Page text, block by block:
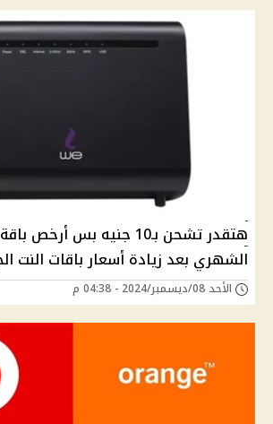
هتقدر تشحن بـ10 جنيه بس أرخص
الشهري بعد زيادة أسعار باقات النت
الأحد 08/ديسمبر/2024 - 04:38 م